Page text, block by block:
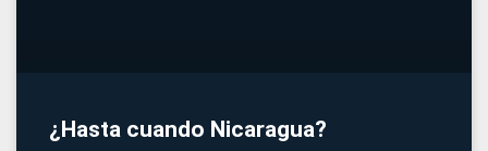
¿Hasta cuando Nicaragua?